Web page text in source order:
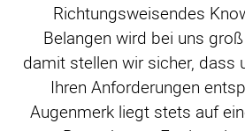
Richtungsweisendes
Belangen wird bei uns
damit stellen wir sicher, dass
Ihren Anforderungen
Augenmerk liegt stets auf